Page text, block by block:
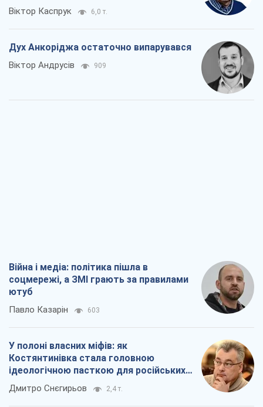
Віктор Каспрук 6,0 т.
Дух Анкоріджа остаточно випарувався
Віктор Андрусів 909
Війна і медіа: політика пішла в
соцмережі, а ЗМІ грають за правилами
ютуб
Павло Казарін 603
У полоні власних міфів: як
Костянтинівка стала головною
ідеологічною пасткою для російських
окупантів
Дмитро Снєгирьов 2,4 т.